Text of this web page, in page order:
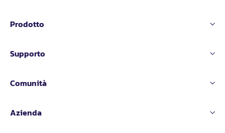
Prodotto
Supporto
Comunità
Azienda